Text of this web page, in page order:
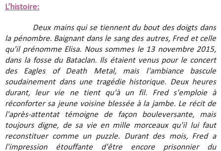
L’histoire:
Deux mains qui se tiennent du bout des doigts dans
la pénombre. Baignant dans le sang des autres, Fred et celle
qu'il prénomme Elisa. Nous sommes le 13 novembre 2015,
dans la fosse du Bataclan. Ils étaient venus pour le concert
des Eagles of Death Metal, mais l'ambiance bascule
soudainement dans une tragédie historique. Deux heures
durant, leur vie ne tient qu'à un fil. Fred s'emploie à
réconforter sa jeune voisine blessée à la jambe. Le récit de
l'après-attentat témoigne de façon bouleversante, mais
toujours digne, de sa vie en mille morceaux qu'il lui faut
reconstituer comme un puzzle. Durant des mois, Fred a
l'impression étouffante d'être encore prisonnier du